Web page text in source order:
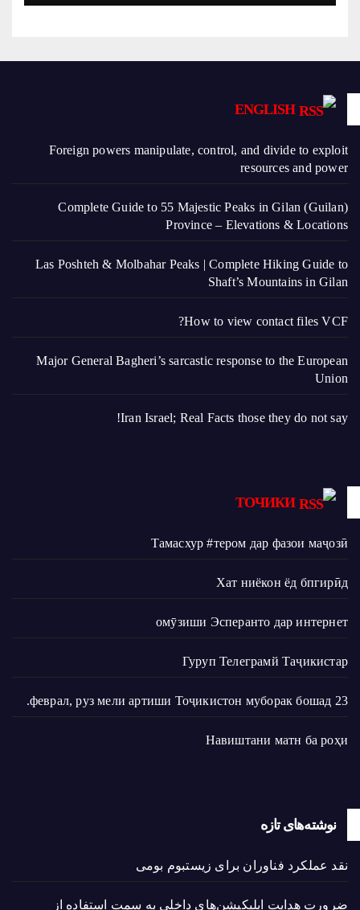
ENGLISH
Foreign powers manipulate, control, and divide to exploit
resources and power
Complete Guide to 55 Majestic Peaks in Gilan (Guilan)
Province – Elevations & Locations
Las Poshteh & Molbahar Peaks | Complete Hiking Guide to
Shaft’s Mountains in Gilan
How to view contact files VCF?
Major General Bagheri’s sarcastic response to the European
Union
Iran Israel; Real Facts those they do not say!
ТОЧИКИ
Тамасхур #тером дар фазои маҷозӣ
Хат ниёкон ёд бпгирӣд
омӯзиши Эсперанто дар интернет
Гуруп Телеграмй Таҷикистар
23 феврал, руз мели артиши Тоҷикистон муборак бошад.
Навиштани матн ба роҳи
نوشته‌های تازه
نقد عملکرد فناوران برای زیستبوم بومی
ضرورت هدایت اپلیکیشن‌های داخلی به سمت استفاده از